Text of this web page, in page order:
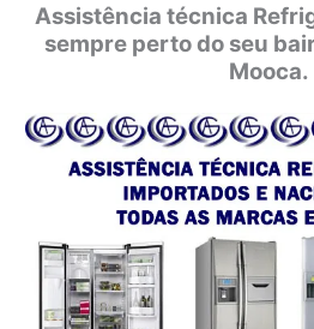
Assistência técnica
sempre perto do seu
Mooca.